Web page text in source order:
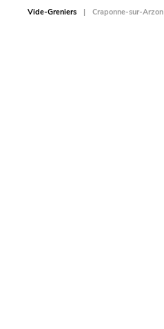
Vide-Greniers Craponne-sur-Arzon